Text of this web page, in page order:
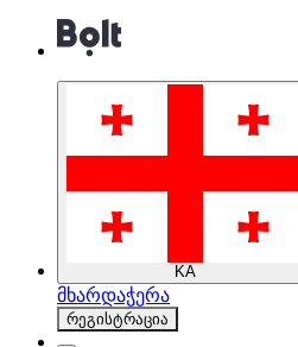
KA
მხარდაჭერა
რეგისტრაცია